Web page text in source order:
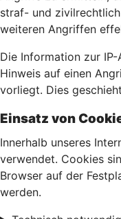
straf- und
weiteren Angriffen
Die Information zur
Hinweis auf einen
vorliegt. Dies
Einsatz von
Innerhalb unseres
verwendet. Cookies
Browser auf der
werden.